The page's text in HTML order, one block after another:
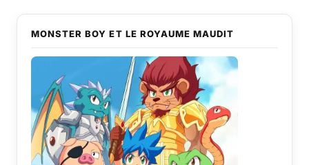
MONSTER BOY ET LE ROYAUME MAUDIT